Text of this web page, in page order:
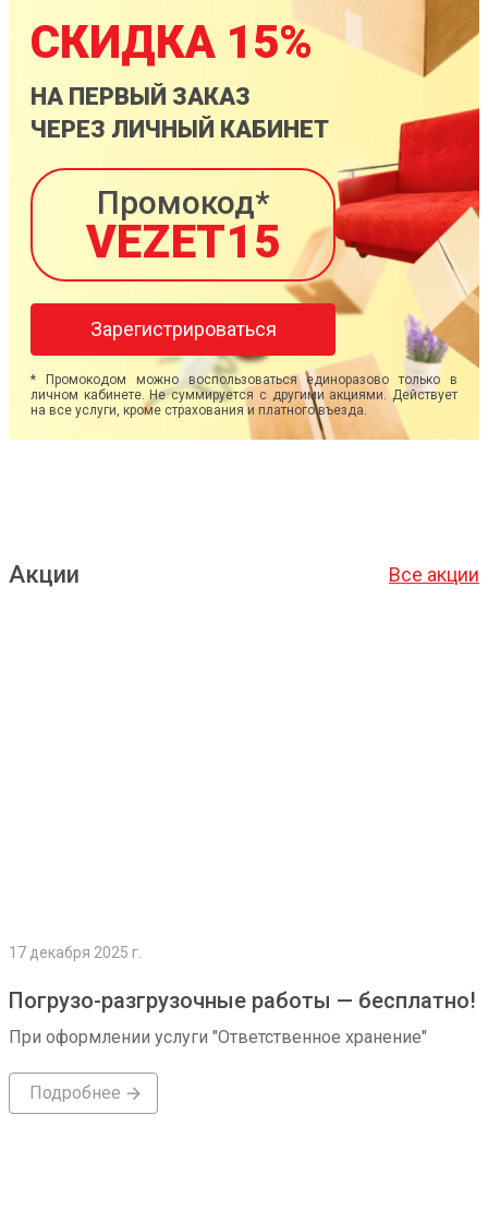
СКИДКА 15%
НА ПЕРВЫЙ ЗАКАЗ
ЧЕРЕЗ ЛИЧНЫЙ КАБИНЕТ
Промокод*
VEZET15
Зарегистрироваться
* Промокодом можно воспользоваться единоразово только в
личном кабинете. Не суммируется с другими акциями. Действует
на все услуги, кроме страхования и платного въезда.
Акции Все акции
17 декабря 2025 г.
Погрузо-разгрузочные работы — бесплатно!
При оформлении услуги "Ответственное хранение"
Подробнее